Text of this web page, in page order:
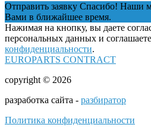
Отправить заявку Спасибо! Наши
Вами в ближайшее время.
Нажимая на кнопку, вы даете
персональных данных и
конфиденциальности.
EUROPARTS CONTRACT
copyright © 2026
разработка сайта - разбиратор
Политика конфиденциальности